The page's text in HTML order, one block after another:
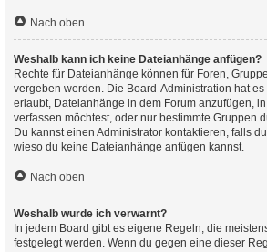
Nach oben
Weshalb kann ich keine Dateianhänge anfügen?
Rechte für Dateianhänge können für Foren,
vergeben werden. Die Board-Administration hat
erlaubt, Dateianhänge in dem Forum anzufügen,
verfassen möchtest, oder nur bestimmte Gruppen
Du kannst einen Administrator kontaktieren, falls
wieso du keine Dateianhänge anfügen kannst.
Nach oben
Weshalb wurde ich verwarnt?
In jedem Board gibt es eigene Regeln, die
festgelegt werden. Wenn du gegen eine dieser